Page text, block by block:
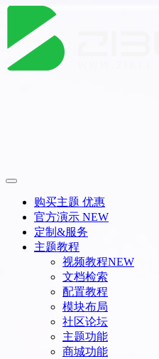
购买主题 优惠
官方演示 NEW
定制&服务
主题教程
视频教程NEW
文档检索
配置教程
模块布局
社区论坛
主题功能
商城功能